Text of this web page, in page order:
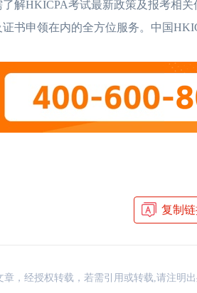
HKICPA考试最新政策及报考相关
书申领在内的全方位服务。中国
复制
，经授权转载，若需引用或转载,请注明
香港的注册会